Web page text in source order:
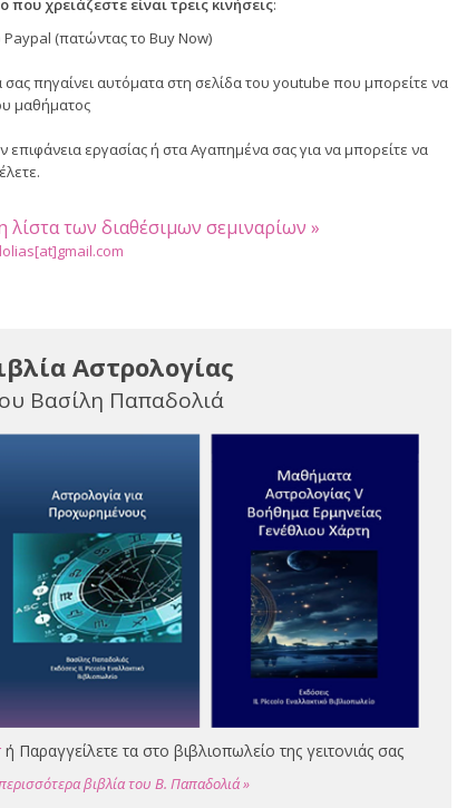
(πατώντας το Buy Now)
πηγαίνει αυτόματα στη σελίδα του youtube που μπορείτε να
μαθήματος
εργασίας ή στα Αγαπημένα σας για να μπορείτε να
λίστα των διαθέσιμων σεμιναρίων »
Αστρολογίας
Βασίλη Παπαδολιά
ή Παραγγείλετε τα στο βιβλιοπωλείο της γειτονιάς σας
βιβλία του Β. Παπαδολιά »